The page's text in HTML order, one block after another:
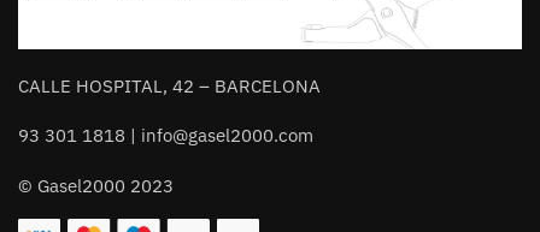
CALLE HOSPITAL, 42 – BARCELONA
93 301 1818 | info@gasel2000.com
© Gasel2000 2023